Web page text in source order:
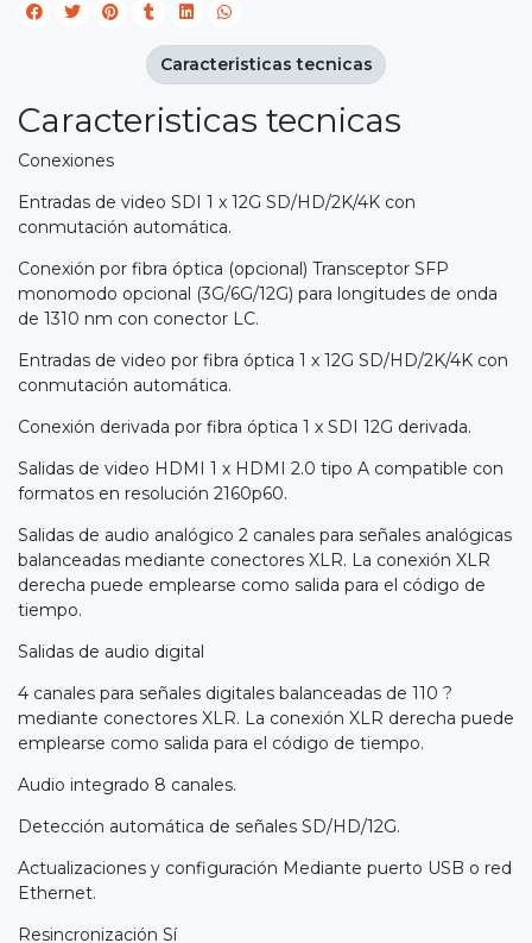
Caracteristicas tecnicas
Conexiones
Entradas de video SDI 1 x 12G SD/HD/2K/4K con
conmutación automática.
Conexión por fibra óptica (opcional) Transceptor SFP
monomodo opcional (3G/6G/12G) para longitudes de onda
de 1310 nm con conector LC.
Entradas de video por fibra óptica 1 x 12G SD/HD/2K/4K con
conmutación automática.
Conexión derivada por fibra óptica 1 x SDI 12G derivada.
Salidas de video HDMI 1 x HDMI 2.0 tipo A compatible con
formatos en resolución 2160p60.
Salidas de audio analógico 2 canales para señales analógicas
balanceadas mediante conectores XLR. La conexión XLR
derecha puede emplearse como salida para el código de
tiempo.
Salidas de audio digital
4 canales para señales digitales balanceadas de 110 ?
mediante conectores XLR. La conexión XLR derecha puede
emplearse como salida para el código de tiempo.
Audio integrado 8 canales.
Detección automática de señales SD/HD/12G.
Actualizaciones y configuración Mediante puerto USB o red
Ethernet.
Resincronización Sí
Caracteristicas tecnicas